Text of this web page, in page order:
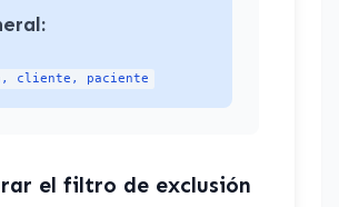
cliente, paciente
el filtro de exclusión